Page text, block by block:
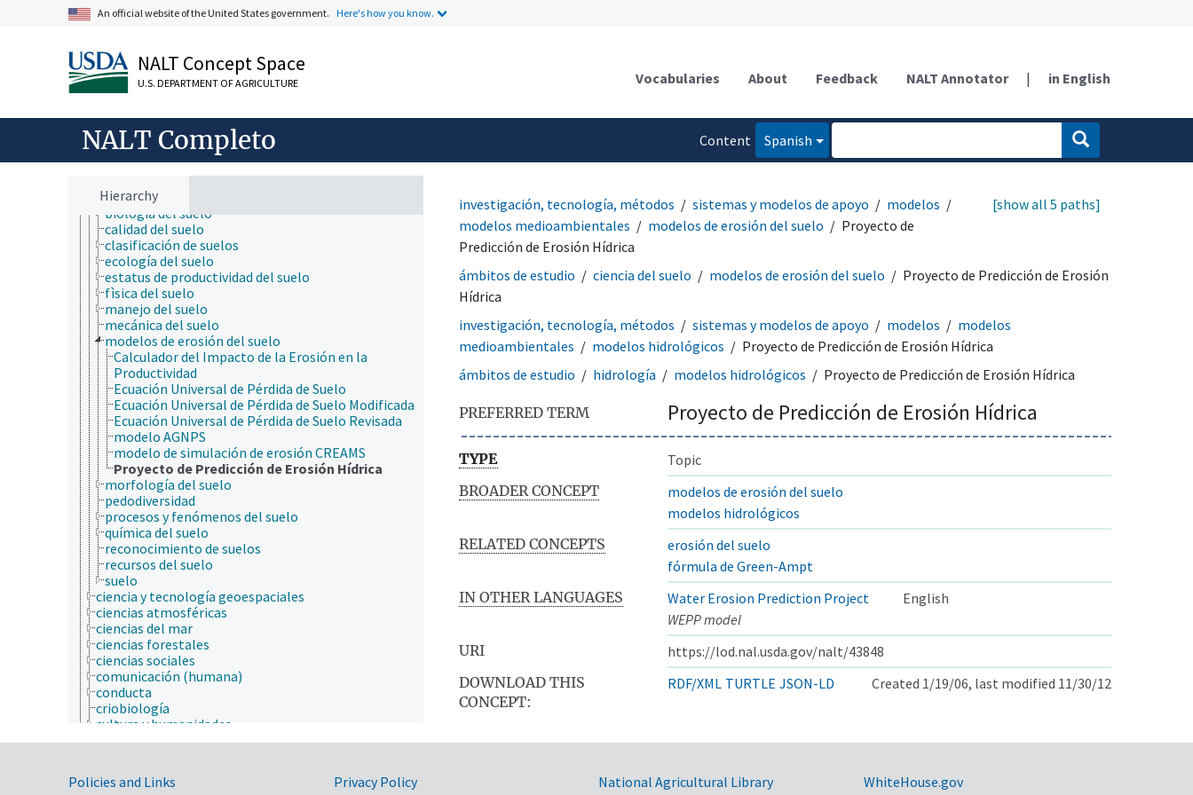
An official website of the United States government. Here's how you know.
NALT Concept Space
U.S. DEPARTMENT OF AGRICULTURE Vocabularies About Feedback NALT Annotator | in English
NALT Completo
Content
Spanish
Hierarchy
bioquímica
botánica
ciencia ambiental
ciencia animal
ciencia de la información
ciencia de la sostenibilidad
ciencia de las malezas
ciencia de los materiales
ciencia del sistema terrestre
ciencia del suelo
análisis del suelo
biología del suelo
calidad del suelo
clasificación de suelos
ecología del suelo
estatus de productividad del suelo
fìsica del suelo
manejo del suelo
mecánica del suelo
modelos de erosión del suelo
Calculador del Impacto de la Erosión en la
Productividad
Ecuación Universal de Pérdida de Suelo
Ecuación Universal de Pérdida de Suelo Modificada
Ecuación Universal de Pérdida de Suelo Revisada
modelo AGNPS
modelo de simulación de erosión CREAMS
Proyecto de Predicción de Erosión Hídrica
morfología del suelo
pedodiversidad
procesos y fenómenos del suelo
química del suelo
reconocimiento de suelos
recursos del suelo
suelo
ciencia y tecnología geoespaciales
ciencias atmosféricas
ciencias del mar
ciencias forestales
ciencias sociales
comunicación (humana)
conducta
criobiología
cultura y humanidades
ecología
educación
investigación, tecnología, métodos sistemas y modelos de apoyo
modelos
modelos medioambientales
modelos de erosión del suelo
Proyecto de
Predicción de Erosión Hídrica
[show all 5 paths]
ámbitos de estudio ciencia del suelo modelos de erosión del suelo
Proyecto de Predicción de Erosión
Hídrica
investigación, tecnología, métodos
sistemas y modelos de apoyo modelos
modelos
medioambientales
modelos hidrológicos
Proyecto de Predicción de Erosión Hídrica
ámbitos de estudio
hidrología modelos hidrológicos Proyecto de Predicción de Erosión Hídrica
PREFERRED TERM Proyecto de Predicción de Erosión Hídrica
TYPE
Topic
BROADER CONCEPT
modelos de erosión del suelo
modelos hidrológicos
RELATED CONCEPTS
erosión del suelo
fórmula de Green-Ampt
IN OTHER LANGUAGES
Water Erosion Prediction Project
English
WEPP model
URI
https://lod.nal.usda.gov/nalt/43848
DOWNLOAD THIS
CONCEPT:
RDF/XML TURTLE JSON-LD Created 1/19/06, last modified 11/30/12
Government Links
Policies and Links Privacy Policy National Agricultural Library WhiteHouse.gov